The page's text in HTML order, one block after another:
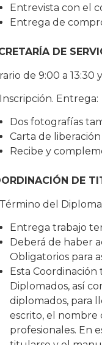
Entrevista con el
Entrega de
DE
de 9:00 a 13:30
Entrega:
Dos fotografías
Carta de
Recibe y
DE
del
Entrega trabajo
Deberá de haber
Obligatorios para
Esta
Diplomados, así
diplomados, para
escrito, el nombre
profesionales. En